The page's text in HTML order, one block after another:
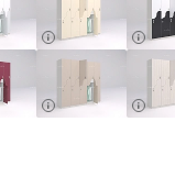
ЛДСП фасад
(стандарт)
Жако бело-